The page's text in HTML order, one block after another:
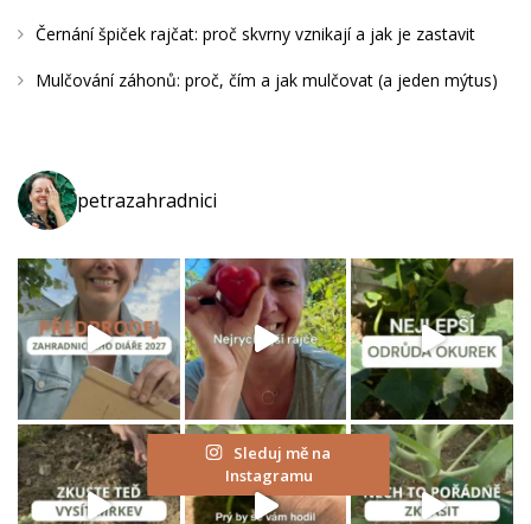
Černání špiček rajčat: proč skvrny vznikají a jak je zastavit
Mulčování záhonů: proč, čím a jak mulčovat (a jeden mýtus)
petrazahradnici
Sleduj mě na
Instagramu